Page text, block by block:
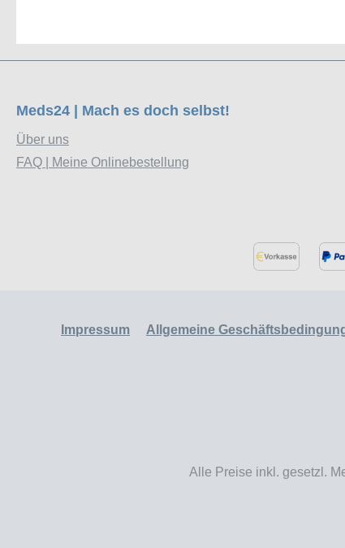
Meds24 | Mach es doch selbst!
Über uns
FAQ | Meine Onlinebestellung
Impressum Allgemeine
Alle Preise inkl. gesetzl.